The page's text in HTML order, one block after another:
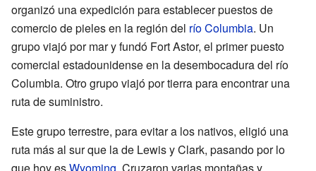
organizó una expedición para establecer puestos de
comercio de pieles en la región del río Columbia. Un
grupo viajó por mar y fundó Fort Astor, el primer puesto
comercial estadounidense en la desembocadura del río
Columbia. Otro grupo viajó por tierra para encontrar una
ruta de suministro.
Este grupo terrestre, para evitar a los nativos, eligió una
ruta más al sur que la de Lewis y Clark, pasando por lo
que hoy esWyoming. Cruzaron varias montañas y